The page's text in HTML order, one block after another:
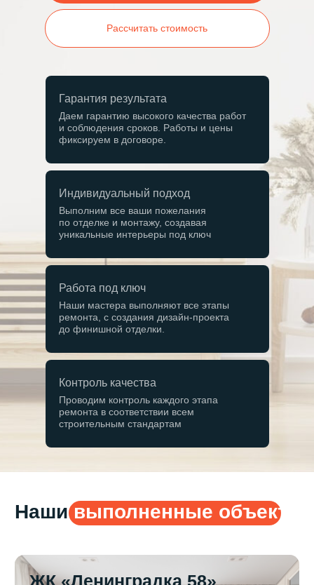
Рассчитать стоимость
Даем гарантию высокого качества работ
и соблюдения сроков. Работы и цены
фиксируем в договоре.
Гарантия результата
Наши мастера выполняют все этапы
ремонта, с создания дизайн-проекта
до финишной отделки.
Работа под ключ
Выполним все ваши пожелания
по отделке и монтажу, создавая
уникальные интерьеры под ключ
Индивидуальный подход
Проводим контроль каждого этапа
ремонта в соответствии всем
строительным стандартам
Контроль качества
Наши выполненные объекты
ЖК «Ленинградка 58»
Дизайн и ремонт квартиры
Дизайн и ремонт